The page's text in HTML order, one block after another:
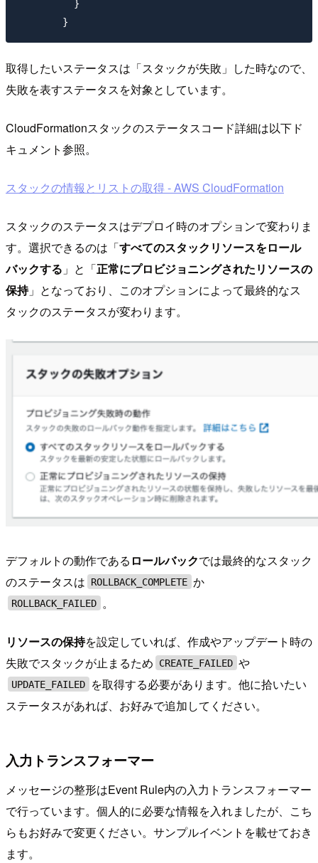
          }
取得したいステータスは「スタックが失敗」した時なので、
失敗を表すステータスを対象としています。
CloudFormationスタックのステータスコード詳細は以下ド
キュメント参照。
スタックの情報とリストの取得 - AWS CloudFormation
スタックのステータスはデプロイ時のオプションで変わりま
す。選択できるのは「すべてのスタックリソースをロール
バックする 」と「正常にプロビジョニングされたリソースの
保持」となっており、このオプションによって最終的なス
タックのステータスが変わります。
デフォルトの動作である ロールバックでは最終的なスタック
のステータスは
ROLLBACK_COMPLETE か
ROLLBACK_FAILED 。
リソースの保持を設定していれば、作成やアップデート時の
失敗でスタックが止まるため
CREATE_FAILED や
UPDATE_FAILED
を取得する必要があります。他に拾いたい
ステータスがあれば、お好みで追加してください。
入力トランスフォーマー
メッセージの整形はEvent Rule内の入力トランスフォーマー
で行っています。個人的に必要な情報を入れましたが、こち
らもお好みで変更ください。サンプルイベントを載せておき
ます。